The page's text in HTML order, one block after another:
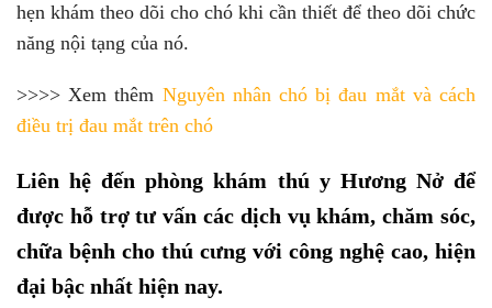
hẹn khám theo dõi cho chó khi cần thiết để theo dõi chức
năng nội tạng của nó.
>>>> Xem thêm Nguyên nhân chó bị đau mắt và cách
điều trị đau mắt trên chó
Liên hệ đến phòng khám thú y Hương Nở để
được hỗ trợ tư vấn các dịch vụ khám, chăm sóc,
chữa bệnh cho thú cưng với công nghệ cao, hiện
đại bậc nhất hiện nay.